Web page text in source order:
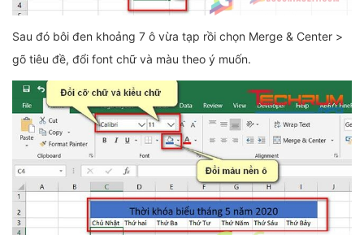
Sau đó bôi đen khoảng 7 ô vừa tạp rồi chọn Merge & Center >
gõ tiêu đề, đổi font chữ và màu theo ý muốn.